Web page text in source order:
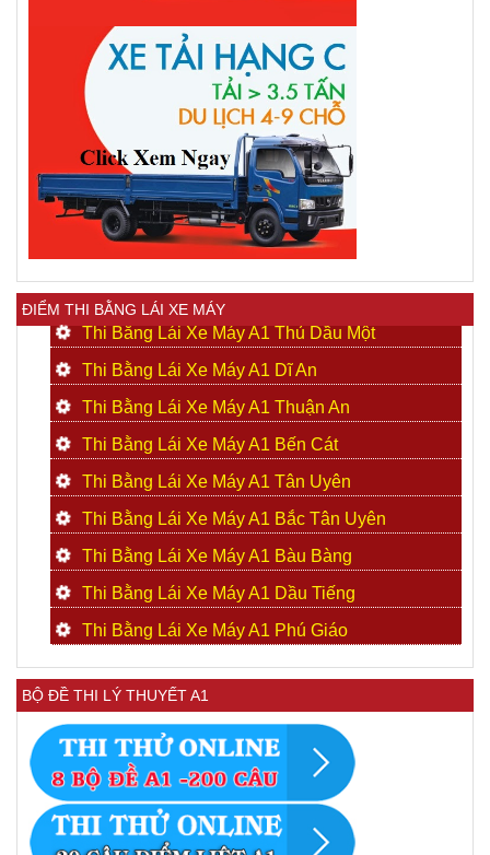
ĐIỂM THI BẰNG LÁI XE MÁY
Thi Bằng Lái Xe Máy A1 Thủ Dầu Một
Thi Bằng Lái Xe Máy A1 Dĩ An
Thi Bằng Lái Xe Máy A1 Thuận An
Thi Bằng Lái Xe Máy A1 Bến Cát
Thi Bằng Lái Xe Máy A1 Tân Uyên
Thi Bằng Lái Xe Máy A1 Bắc Tân Uyên
Thi Bằng Lái Xe Máy A1 Bàu Bàng
Thi Bằng Lái Xe Máy A1 Dầu Tiếng
Thi Bằng Lái Xe Máy A1 Phú Giáo
BỘ ĐỀ THI LÝ THUYẾT A1